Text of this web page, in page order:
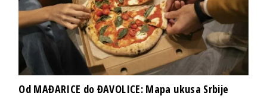
Od MAĐARICE do ĐAVOLICE: Mapa ukusa Srbije